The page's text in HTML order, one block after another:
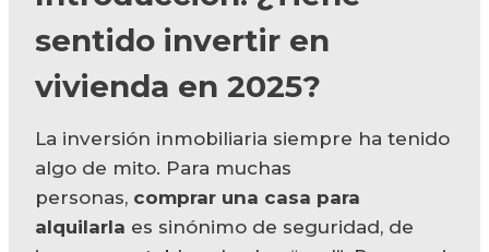
sentido invertir en
vivienda en 2025?
La inversión inmobiliaria siempre ha tenido
algo de mito. Para muchas
personas, comprar una casa para
alquilarla es sinónimo de seguridad, de